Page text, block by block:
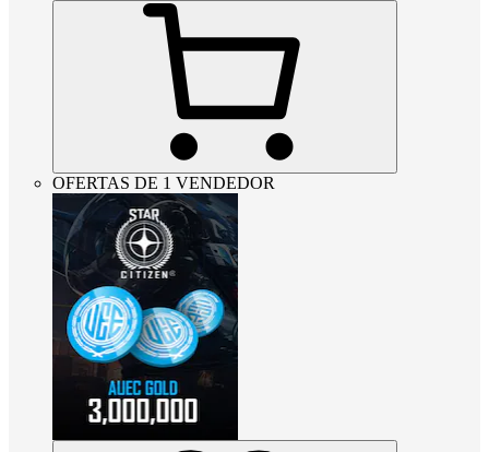
OFERTAS DE 1 VENDEDOR